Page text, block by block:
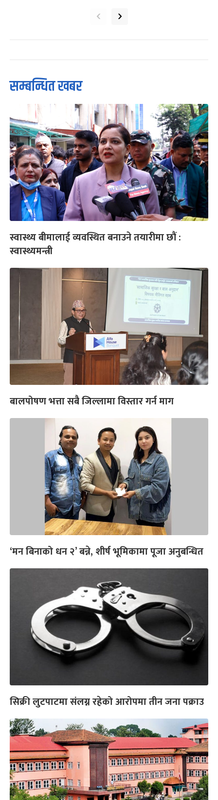
‹ ›
सम्बन्धित खबर
स्वास्थ्य बीमालाई व्यवस्थित बनाउने तयारीमा छौं :
स्वास्थ्यमन्त्री
बालपोषण भत्ता सबै जिल्लामा विस्तार गर्न माग
‘मन बिनाको धन २’ बन्ने, शीर्ष भूमिकामा पूजा अनुबन्धित
सिक्री लुटपाटमा संलग्न रहेको आरोपमा तीन जना पक्राउ